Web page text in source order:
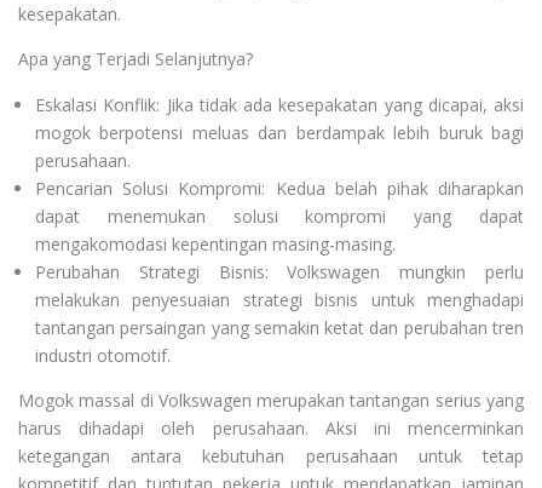
kesepakatan.
Apa yang Terjadi Selanjutnya?
Eskalasi Konflik: Jika tidak ada kesepakatan yang dicapai, aksi
mogok berpotensi meluas dan berdampak lebih buruk bagi
perusahaan.
Pencarian Solusi Kompromi: Kedua belah pihak diharapkan
dapat menemukan solusi kompromi yang dapat
mengakomodasi kepentingan masing-masing.
Perubahan Strategi Bisnis: Volkswagen mungkin perlu
melakukan penyesuaian strategi bisnis untuk menghadapi
tantangan persaingan yang semakin ketat dan perubahan tren
industri otomotif.
Mogok massal di Volkswagen merupakan tantangan serius yang
harus dihadapi oleh perusahaan. Aksi ini mencerminkan
ketegangan antara kebutuhan perusahaan untuk tetap
kompetitif dan tuntutan pekerja untuk mendapatkan jaminan